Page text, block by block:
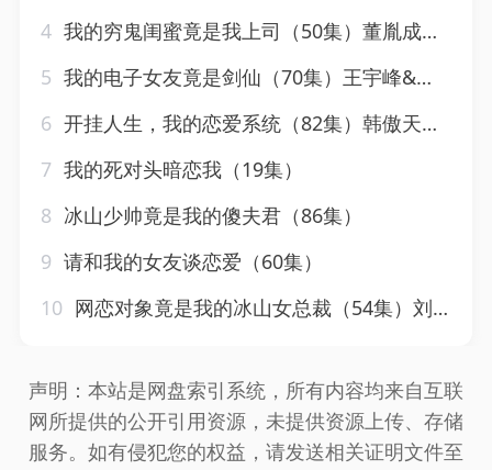
4 我的穷鬼闺蜜竟是我上司（50集）董胤成＆董子源
5 我的电子女友竟是剑仙（70集）王宇峰&薛子祺
6 开挂人生，我的恋爱系统（82集）韩傲天＆薛子琪
7 我的死对头暗恋我（19集）
8 冰山少帅竟是我的傻夫君（86集）
9 请和我的女友谈恋爱（60集）
10 网恋对象竟是我的冰山女总裁（54集）刘盈&穆青
声明：本站是网盘索引系统，所有内容均来自互联
网所提供的公开引用资源，未提供资源上传、存储
服务。如有侵犯您的权益，请发送相关证明文件至